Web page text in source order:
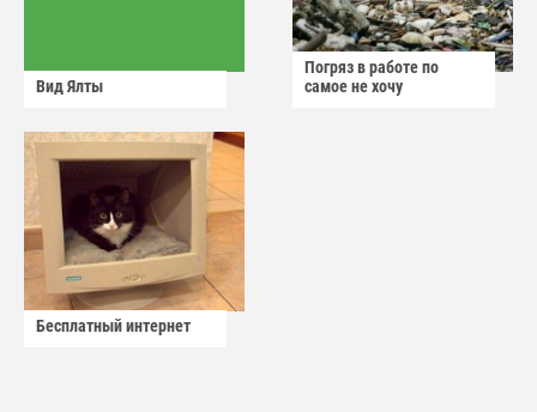
Вид Ялты
Погряз в работе по
самое не хочу
Бесплатный интернет